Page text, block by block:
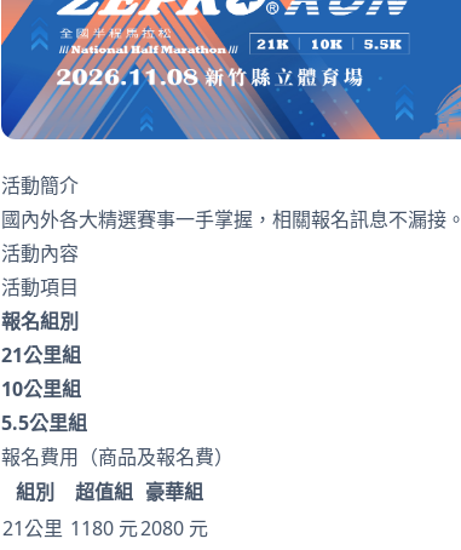
活動簡介
國內外各大精選賽事一手掌握，相關報名訊息不漏接。
活動內容
活動項目
報名組別
21公里組
10公里組
5.5公里組
報名費用（商品及報名費）
組別
超值組 豪華組
21公里 1180 元2080 元